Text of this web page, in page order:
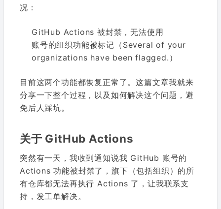
况：
GitHub Actions 被封禁，无法使用
账号的组织功能被标记（Several of your
organizations have been flagged.）
目前这两个功能都恢复正常了。这篇文章我就来
分享一下整个过程，以及如何解决这个问题，避
免后人踩坑。
关于 GitHub Actions
突然有一天，我收到通知说我 GitHub 账号的
Actions 功能被封禁了，旗下（包括组织）的所
有仓库都无法再执行 Actions 了，让我联系支
持，发工单解决。